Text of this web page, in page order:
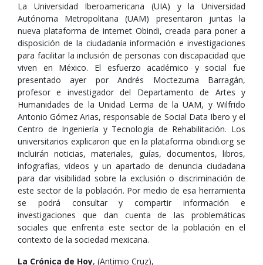
La Universidad Iberoamericana (UIA) y la Universidad
Autónoma Metropolitana (UAM) presentaron juntas la
nueva plataforma de internet Obindi, creada para poner a
disposición de la ciudadanía información e investigaciones
para facilitar la inclusión de personas con discapacidad que
viven en México. El esfuerzo académico y social fue
presentado ayer por Andrés Moctezuma Barragán,
profesor e investigador del Departamento de Artes y
Humanidades de la Unidad Lerma de la UAM, y Wilfrido
Antonio Gómez Arias, responsable de Social Data Ibero y el
Centro de Ingeniería y Tecnología de Rehabilitación. Los
universitarios explicaron que en la plataforma obindi.org se
incluirán noticias, materiales, guías, documentos, libros,
infografías, videos y un apartado de denuncia ciudadana
para dar visibilidad sobre la exclusión o discriminación de
este sector de la población. Por medio de esa herramienta
se podrá consultar y compartir información e
investigaciones que dan cuenta de las problemáticas
sociales que enfrenta este sector de la población en el
contexto de la sociedad mexicana.
La Crónica de Hoy, (Antimio Cruz),